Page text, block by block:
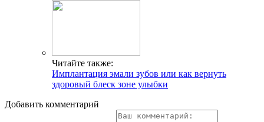
Читайте также:
Имплантация эмали зубов или как вернуть
здоровый блеск зоне улыбки
Добавить комментарий